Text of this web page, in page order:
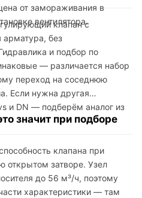
от замораживания в
вентилятора.
клапан с
арматура, без
и подбор по
— различается набор
переход на соседнюю
Если нужна другая
и DN — подберём аналог из
значит при подборе
клапана при
открытом затворе. Узел
до 56 м³/ч, поэтому
характеристики — там